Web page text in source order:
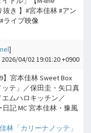
抜き 】#宮本佳林 #アン
ライブ映像
]
2026/04/02 19:01:20 +0900
】宮本佳林 Sweet Box
ッテ」／保田圭・矢口真
ムハロキッチン／
記 MC 宮本佳林・豫風
林「カリーナノッテ」